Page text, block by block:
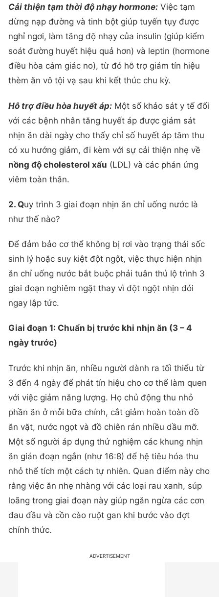
Cải thiện tạm thời độ nhạy hormone: Việc tạm
dừng nạp đường và tinh bột giúp tuyến tụy được
nghỉ ngơi, làm tăng độ nhạy của insulin (giúp kiểm
soát đường huyết hiệu quả hơn) và leptin (hormone
điều hòa cảm giác no), từ đó hỗ trợ giảm tín hiệu
thèm ăn vô tội vạ sau khi kết thúc chu kỳ.
Hỗ trợ điều hòa huyết áp: Một số khảo sát y tế đối
với các bệnh nhân tăng huyết áp được giám sát
nhịn ăn dài ngày cho thấy chỉ số huyết áp tâm thu
có xu hướng giảm, đi kèm với sự cải thiện nhẹ về
nồng độ cholesterol xấu (LDL) và các phản ứng
viêm toàn thân.
2. Quy trình 3 giai đoạn nhịn ăn chỉ uống nước là
như thế nào?
Để đảm bảo cơ thể không bị rơi vào trạng thái sốc
sinh lý hoặc suy kiệt đột ngột, việc thực hiện nhịn
ăn chỉ uống nước bắt buộc phải tuân thủ lộ trình 3
giai đoạn nghiêm ngặt thay vì đột ngột nhịn đói
ngay lập tức.
Giai đoạn 1: Chuẩn bị trước khi nhịn ăn (3 – 4
ngày trước)
Trước khi nhịn ăn, nhiều người dành ra tối thiểu từ
3 đến 4 ngày để phát tín hiệu cho cơ thể làm quen
với việc giảm năng lượng. Họ chủ động thu nhỏ
phần ăn ở mỗi bữa chính, cắt giảm hoàn toàn đồ
ăn vặt, nước ngọt và đồ chiên rán nhiều dầu mỡ.
Một số người áp dụng thử nghiệm các khung nhịn
ăn gián đoạn ngắn (như 16:8) để hệ tiêu hóa thu
nhỏ thể tích một cách tự nhiên. Quan điểm này cho
rằng việc ăn nhẹ nhàng với các loại rau xanh, súp
loãng trong giai đoạn này giúp ngăn ngừa các cơn
đau đầu và cồn cào ruột gan khi bước vào đợt
chính thức.